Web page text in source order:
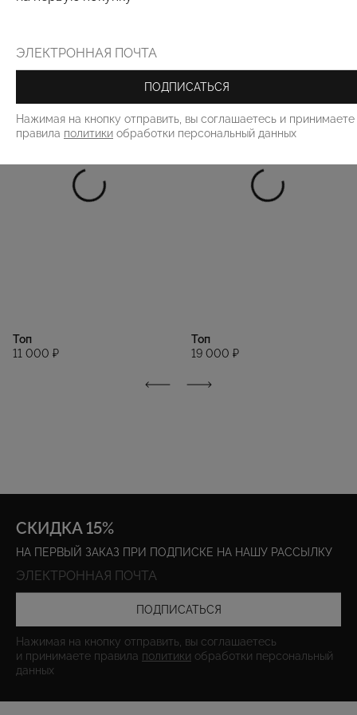
Топ
11 000 ₽
Топ
19 000 ₽
СКИДКА 15%
НА ПЕРВЫЙ ЗАКАЗ ПРИ ПОДПИСКЕ НА НАШУ РАССЫЛКУ
ПОДПИСАТЬСЯ
Нажимая на кнопку отправить, вы соглашаетесь
и принимаете правила политики обработки персональный
данных
ПОДПИСАТЬСЯ
Нажимая на кнопку отправить, вы соглашаетесь и принимаете
правила политики обработки персональный данных